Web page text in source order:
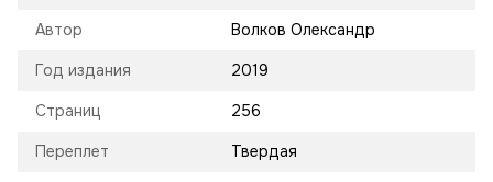
Автор Волков Олександр
Год издания 2019
Страниц 256
Переплет Твердая